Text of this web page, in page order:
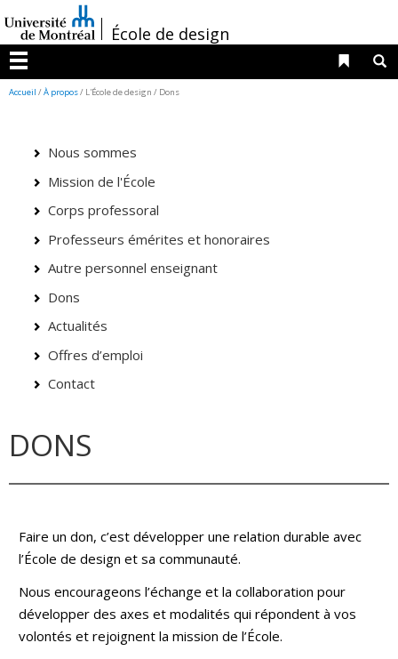
au
contenu
/École de design
Menu
Liens
Accueil /À propos/ L'École de design / Dons
Nous sommes
Mission de l'École
Corps professoral
Professeurs émérites et honoraires
Autre personnel enseignant
Dons
Actualités
Offres d’emploi
Contact
DONS
Faire un don, c’est développer une relation durable avec
l’École de design et sa communauté.
Nous encourageons l’échange et la collaboration pour
développer des axes et modalités qui répondent à vos
volontés et rejoignent la mission de l’École.